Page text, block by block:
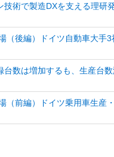
技術で製造DXを支える理研
（後編）ドイツ自動車大手3
台数は増加するも、生産台
（前編）ドイツ乗用車生産